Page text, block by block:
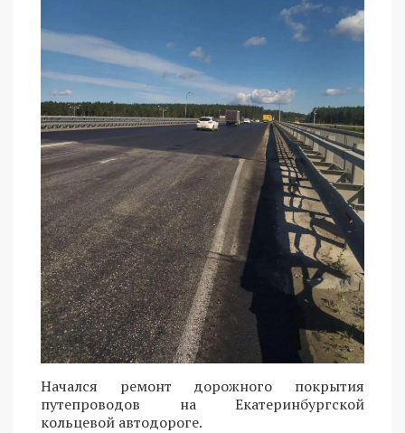
Начался ремонт дорожного покрытия
путепроводов на Екатеринбургской
кольцевой автодороге.